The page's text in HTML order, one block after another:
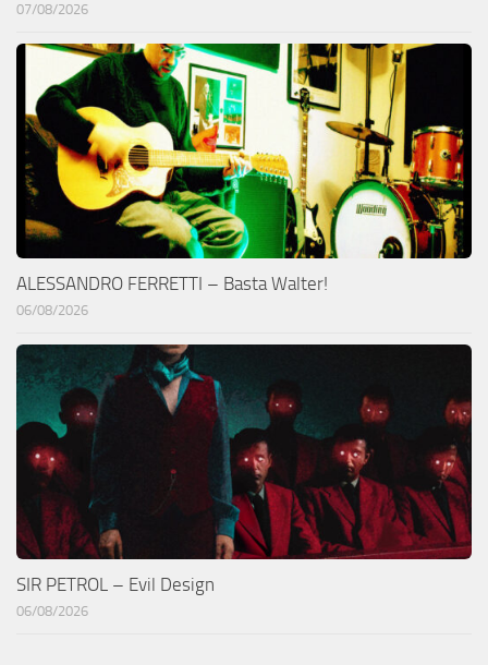
07/08/2026
ALESSANDRO FERRETTI – Basta Walter!
06/08/2026
SIR PETROL – Evil Design
06/08/2026